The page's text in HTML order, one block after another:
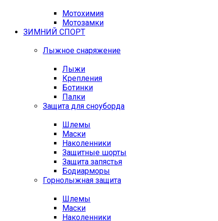
Мотохимия
Мотозамки
ЗИМНИЙ СПОРТ
Лыжное снаряжение
Лыжи
Крепления
Ботинки
Палки
Защита для сноуборда
Шлемы
Маски
Наколенники
Защитные шорты
Защита запястья
Бодиарморы
Горнолыжная защита
Шлемы
Маски
Наколенники